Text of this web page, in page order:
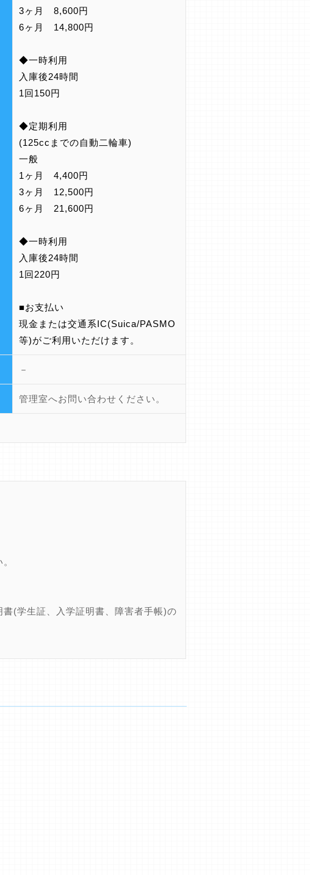
3ヶ月 8,600円
6ヶ月 14,800円
◆一時利用
入庫後24時間
1回150円
◆定期利用
(125ccまでの自動二輪車)
一般
1ヶ月 4,400円
3ヶ月 12,500円
6ヶ月 21,600円
◆一時利用
入庫後24時間
1回220円
■お支払い
現金または交通系IC(Suica/PASMO
等)がご利用いただけます。
－
管理室へお問い合わせください。
(学生証、入学証明書、障害者手帳)の